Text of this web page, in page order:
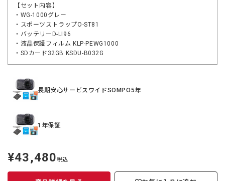
【セット内容】
・WG-1000グレー
・スポーツストラップO-ST81
・バッテリーD-LI96
・液晶保護フィルム KLP-PEWG1000
・SDカード32GB KSDU-B032G
長期安心サービスワイドSOMPO5年
1年保証
定
価
¥43,480税込